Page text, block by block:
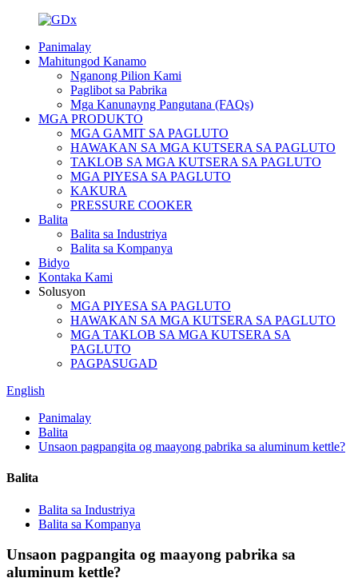
Panimalay
Mahitungod Kanamo
Nganong Pilion Kami
Paglibot sa Pabrika
Mga Kanunayng Pangutana (FAQs)
MGA PRODUKTO
MGA GAMIT SA PAGLUTO
HAWAKAN SA MGA KUTSERA SA PAGLUTO
TAKLOB SA MGA KUTSERA SA PAGLUTO
MGA PIYESA SA PAGLUTO
KAKURA
PRESSURE COOKER
Balita
Balita sa Industriya
Balita sa Kompanya
Bidyo
Kontaka Kami
Solusyon
MGA PIYESA SA PAGLUTO
HAWAKAN SA MGA KUTSERA SA PAGLUTO
MGA TAKLOB SA MGA KUTSERA SA
PAGLUTO
PAGPASUGAD
English
Panimalay
Balita
Unsaon pagpangita og maayong pabrika sa aluminum kettle?
Balita
Balita sa Industriya
Balita sa Kompanya
Unsaon pagpangita og maayong pabrika sa
aluminum kettle?